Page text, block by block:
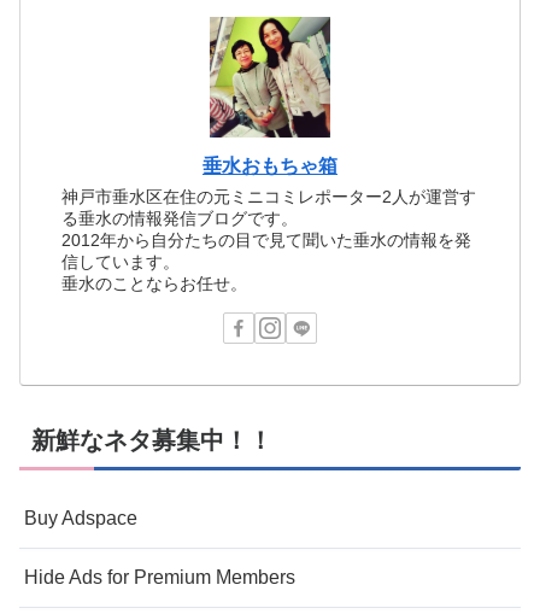
垂水おもちゃ箱
神戸市垂水区在住の元ミニコミレポーター2人が運営す
る垂水の情報発信ブログです。
2012年から自分たちの目で見て聞いた垂水の情報を発
信しています。
垂水のことならお任せ。
新鮮なネタ募集中！！
Buy Adspace
Hide Ads for Premium Members